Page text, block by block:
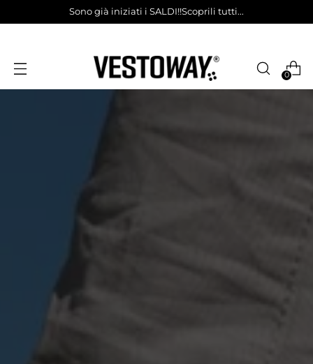
Sono già iniziati i SALDI!!Scoprili tutti...
0